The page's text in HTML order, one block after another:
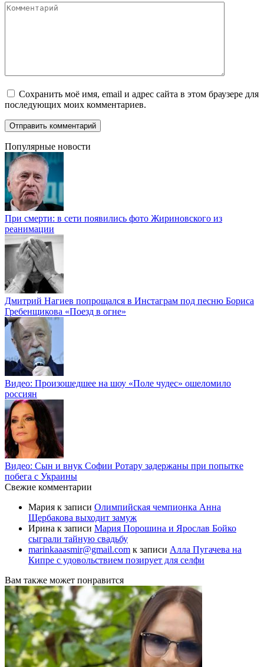
Комментарий
Сохранить моё имя, email и адрес сайта в этом браузере для
последующих моих комментариев.
Популярные новости
При смерти: в сети появились фото Жириновского из
реанимации
Дмитрий Нагиев попрощался в Инстаграм под песню Бориса
Гребенщикова «Поезд в огне»
Видео: Произошедшее на шоу «Поле чудес» ошеломило
россиян
Видео: Сын и внук Софии Ротару задержаны при попытке
побега с Украины
Свежие комментарии
Мария к записи Олимпийская чемпионка Анна
Щербакова выходит замуж
Ирина к записи Мария Порошина и Ярослав Бойко
сыграли тайную свадьбу
marinkaaasmir@gmail.com к записи Алла Пугачева на
Кипре с удовольствием позирует для селфи
Вам также может понравится